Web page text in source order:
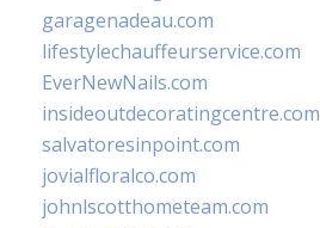
garagenadeau.com
lifestylechauffeurservice.com
EverNewNails.com
insideoutdecoratingcentre.com
salvatoresinpoint.com
jovialfloralco.com
johnlscotthometeam.com